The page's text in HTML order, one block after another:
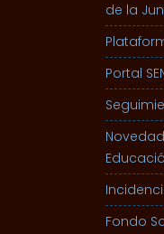
de la
Portal
Fondo